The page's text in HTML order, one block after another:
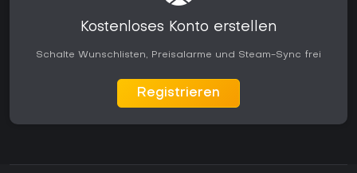
Kostenloses Konto erstellen
Schalte Wunschlisten, Preisalarme und Steam-Sync frei
Registrieren